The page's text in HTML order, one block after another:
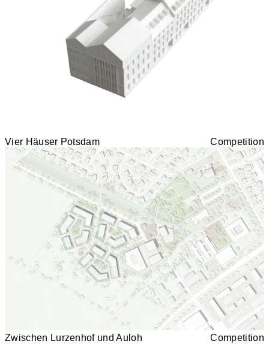
Vier Häuser Potsdam Competition
Zwischen Lurzenhof und Auloh Competition